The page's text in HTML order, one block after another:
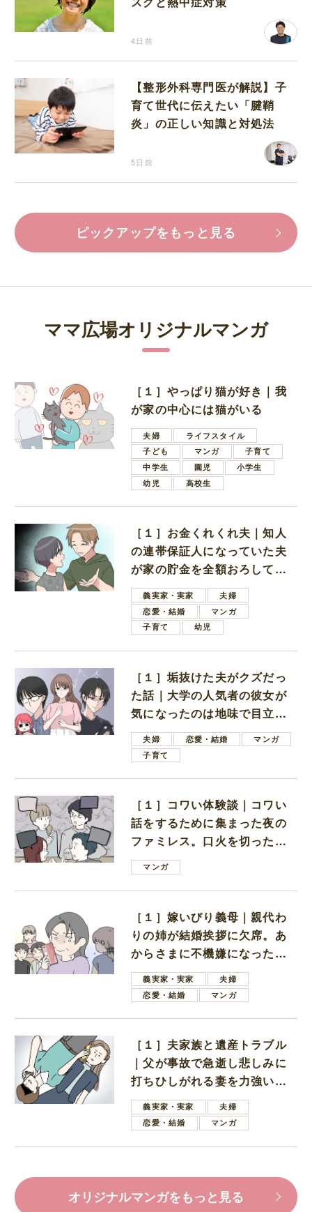
4日前
【整形外科専門医が解説】子
育て世代に伝えたい「腱鞘
炎」の正しい知識と対処法
5日前
ピックアップをもっと見る
ママ広場オリジナルマンガ
［１］やっぱり猫が好き｜我
が家の中心には猫がいる
夫婦
ライフスタイル
子ども
マンガ
子育て
中学生
園児
小学生
幼児
高校生
［１］お金くれくれ夫｜知人
の連帯保証人になっていた夫
が家の貯金を全額おろしてほ
しいと言ってきた
義実家・実家
夫婦
恋愛・結婚
マンガ
子育て
幼児
［１］垢抜けた夫がクズだっ
た話｜大学の人気者の彼女が
気になったのは地味で目立た
ない男子学生
夫婦 恋愛・結婚
マンガ
子育て
［１］コワい体験談｜コワい
話をするために集まった夜の
ファミレス。口火を切ったの
は電車好きの男の子ママ
マンガ
［１］嫁いびり義母｜親代わ
りの姉が結婚挨拶に欠席。あ
からさまに不機嫌になった義
母義実家・実家
夫婦
恋愛・結婚
マンガ
［１］夫家族と遺産トラブル
｜父が事故で急逝し悲しみに
打ちひしがれる妻を力強い言
葉で励ます夫
義実家・実家
夫婦
恋愛・結婚
マンガ
オリジナルマンガをもっと見る